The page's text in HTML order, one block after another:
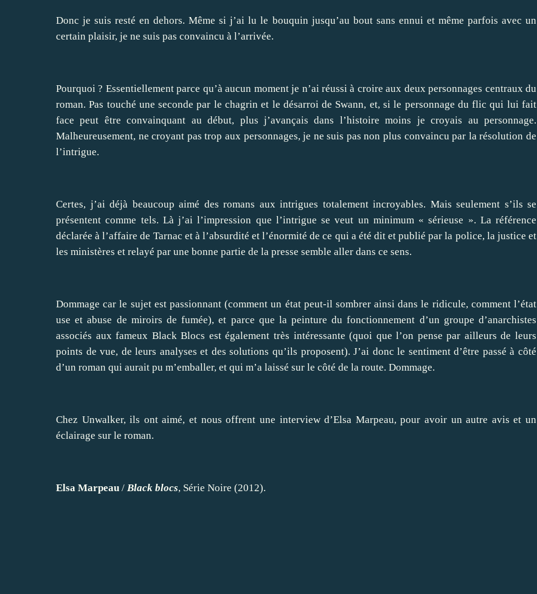
Donc je suis resté en dehors. Même si j’ai lu le bouquin jusqu’au bout sans ennui et même parfois avec un
certain plaisir, je ne suis pas convaincu à l’arrivée.
Pourquoi ? Essentiellement parce qu’à aucun moment je n’ai réussi à croire aux deux personnages centraux du
roman. Pas touché une seconde par le chagrin et le désarroi de Swann, et, si le personnage du flic qui lui fait
face peut être convainquant au début, plus j’avançais dans l’histoire moins je croyais au personnage.
Malheureusement, ne croyant pas trop aux personnages, je ne suis pas non plus convaincu par la résolution de
l’intrigue.
Certes, j’ai déjà beaucoup aimé des romans aux intrigues totalement incroyables. Mais seulement s’ils se
présentent comme tels. Là j’ai l’impression que l’intrigue se veut un minimum « sérieuse ». La référence
déclarée à l’affaire de Tarnac et à l’absurdité et l’énormité de ce qui a été dit et publié par la police, la justice et
les ministères et relayé par une bonne partie de la presse semble aller dans ce sens.
Dommage car le sujet est passionnant (comment un état peut-il sombrer ainsi dans le ridicule, comment l’état
use et abuse de miroirs de fumée), et parce que la peinture du fonctionnement d’un groupe d’anarchistes
associés aux fameux Black Blocs est également très intéressante (quoi que l’on pense par ailleurs de leurs
points de vue, de leurs analyses et des solutions qu’ils proposent). J’ai donc le sentiment d’être passé à côté
d’un roman qui aurait pu m’emballer, et qui m’a laissé sur le côté de la route. Dommage.
Chez Unwalker, ils ont aimé, et nous offrent une interview d’Elsa Marpeau, pour avoir un autre avis et un
éclairage sur le roman.
Elsa Marpeau / Black blocs, Série Noire (2012).